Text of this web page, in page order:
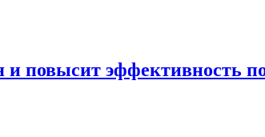
и повысит эффективность